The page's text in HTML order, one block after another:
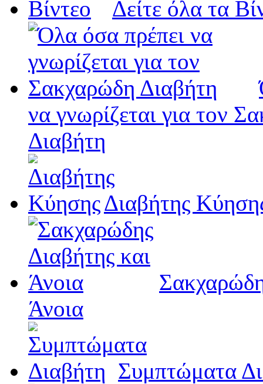
Δείτε όλα τα
να γνωρίζεται για τον
Διαβήτη
Διαβήτης
Άνοια
Συμπτώματα